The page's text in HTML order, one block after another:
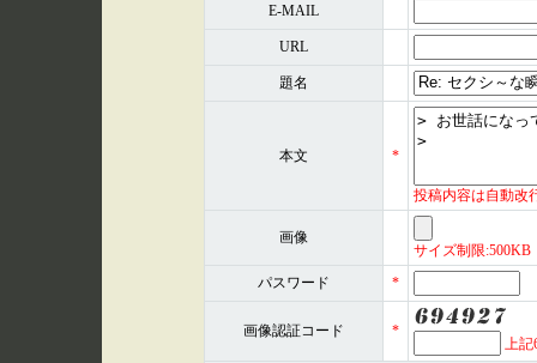
E-MAIL
URL
題名
本文 *
投稿内容は自動改
画像
サイズ制限
パスワード *
画像認証コード
*
上